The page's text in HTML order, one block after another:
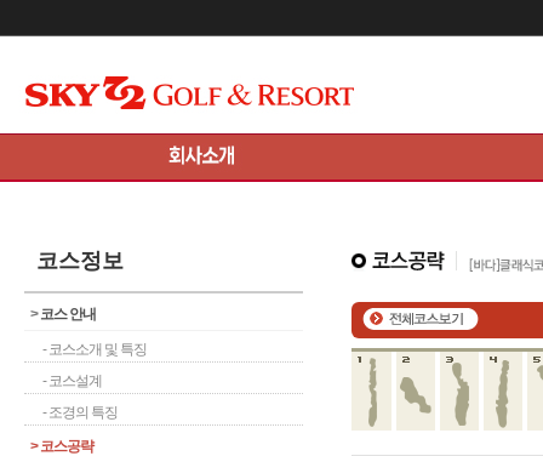
코스정보
>코스 안내
- 코스소개 및 특징
- 코스설계
- 조경의 특징
>코스공략